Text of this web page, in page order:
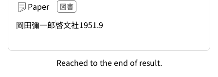
Paper 図書
岡田彌一郎啓文社1951.9
Reached to the end of result.